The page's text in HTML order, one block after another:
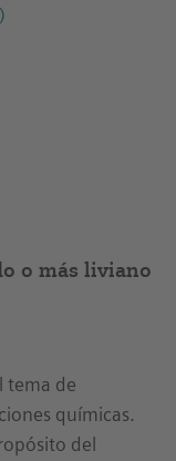
o más liviano
tema de
químicas.
del